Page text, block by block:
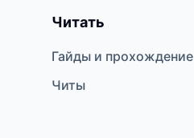
Читать
Гайды и прохождение
Читы